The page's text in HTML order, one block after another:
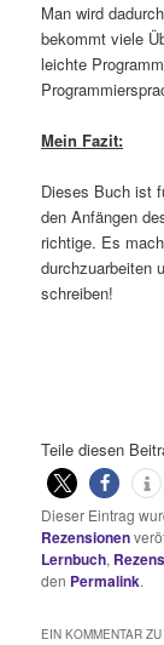
Man wird
bekommt viele
leichte
Mein Fazit:
Dieses Buch ist
den Anfängen
richtige. Es
durchzuarbeiten
schreiben!
Teile diesen
Dieser Eintrag
Rezensionen
Lernbuch,
den Permalink.
EIN KOMMENTAR ZU